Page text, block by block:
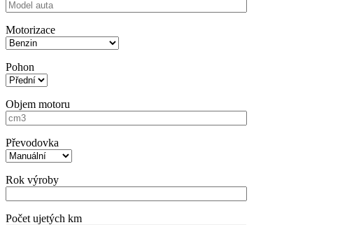
Motorizace
Pohon
Objem motoru
Převodovka
Rok výroby
Počet ujetých km